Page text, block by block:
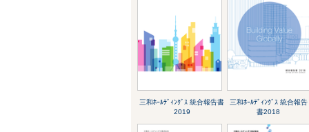
三和ﾎｰﾙﾃﾞｨﾝｸﾞｽ 統合報告書
2019
三和ﾎｰﾙﾃﾞｨﾝｸﾞｽ 統合報告
書2018